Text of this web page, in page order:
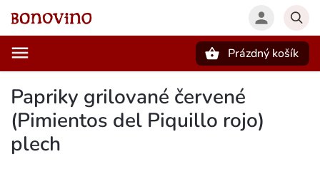
Prázdný košík
Papriky grilované červené
(Pimientos del Piquillo rojo)
plech